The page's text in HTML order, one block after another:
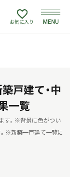
お気に入り MENU
戸建て・中
一覧
す。 ※背景に色がつい
※新築一戸建て一覧に